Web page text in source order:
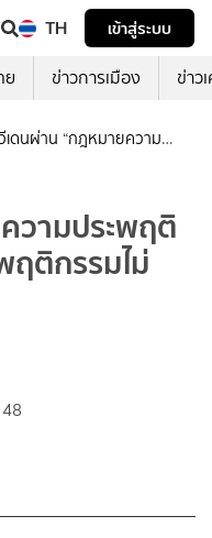
TH
เข้าสู่ระบบ
ย ข่าวการเมือง ข่าว
เดนผ่าน “กฎหมายความ
าะสม
วามประพฤติ
ติกรรมไม่
48